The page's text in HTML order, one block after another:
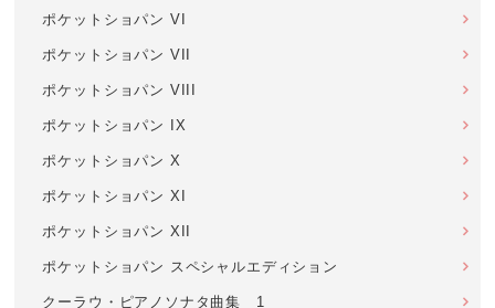
ポケットショパン VI
ポケットショパン VII
ポケットショパン VIII
ポケットショパン IX
ポケットショパン X
ポケットショパン XI
ポケットショパン XII
ポケットショパン スペシャルエディション
クーラウ・ピアノソナタ曲集 1